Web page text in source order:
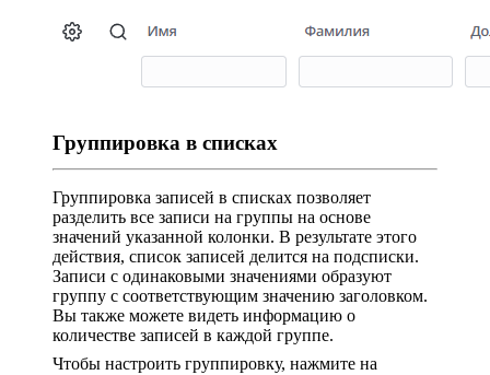
Группировка в списках
Группировка записей в списках позволяет
разделить все записи на группы на основе
значений указанной колонки. В результате этого
действия, список записей делится на подсписки.
Записи с одинаковыми значениями образуют
группу с соответствующим значению заголовком.
Вы также можете видеть информацию о
количестве записей в каждой группе.
Чтобы настроить группировку, нажмите на